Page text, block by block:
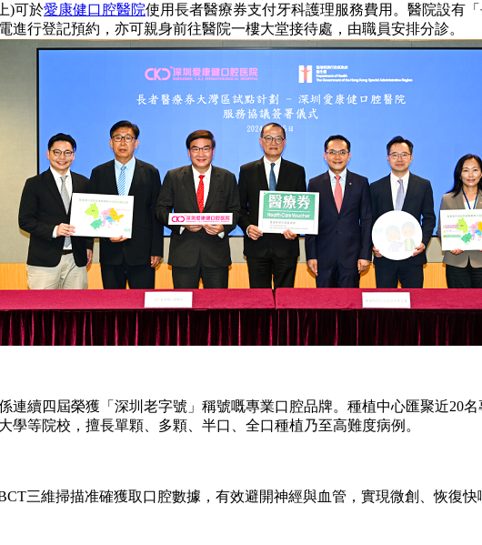
)可於愛康健口腔醫院使用長者醫療券支付牙科護理服務費用。醫院設有
行登記預約，亦可親身前往醫院一樓大堂接待處，由職員安排分診。
續四屆榮獲「深圳老字號」稱號嘅專業口腔品牌。種植中心匯聚近20
等院校，擅長單顆、多顆、半口、全口種植乃至高難度病例。
三維掃描准確獲取口腔數據，有效避開神經與血管，實現微創、恢復快